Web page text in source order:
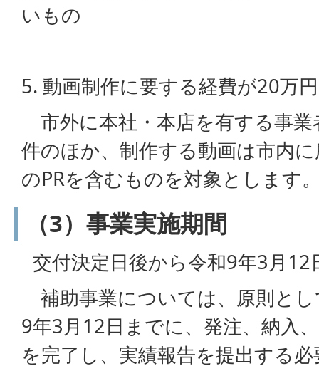
いもの
5. 動画制作に要する経費が20万
市外に本社・本店を有する事
件のほか、制作する動画は市内
のPRを含むものを対象とします
（3）事業実施期間
交付決定日後から令和9年3月
補助事業については、原則と
9年3月12日までに、発注、納入
を完了し、実績報告を提出する